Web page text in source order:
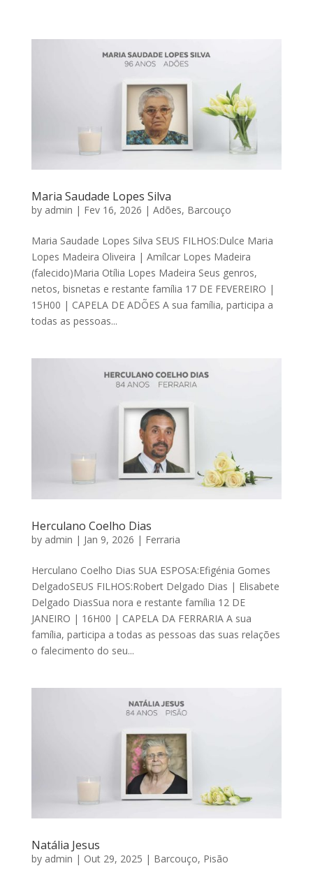
PSICOLOGIA DO LUTO
NECROLOGIA
BLOG
CONTACTOS
Maria Saudade Lopes Silva
by admin | Fev 16, 2026 | Adões, Barcouço
Maria Saudade Lopes Silva SEUS FILHOS:Dulce Maria
Lopes Madeira Oliveira | Amílcar Lopes Madeira
(falecido)Maria Otília Lopes Madeira Seus genros,
netos, bisnetas e restante família 17 DE FEVEREIRO |
15H00 | CAPELA DE ADÕES A sua família, participa a
todas as pessoas...
Herculano Coelho Dias
by admin | Jan 9, 2026 | Ferraria
Herculano Coelho Dias SUA ESPOSA:Efigénia Gomes
DelgadoSEUS FILHOS:Robert Delgado Dias | Elisabete
Delgado DiasSua nora e restante família 12 DE
JANEIRO | 16H00 | CAPELA DA FERRARIA A sua
família, participa a todas as pessoas das suas relações
o falecimento do seu...
Natália Jesus
by admin | Out 29, 2025 | Barcouço, Pisão